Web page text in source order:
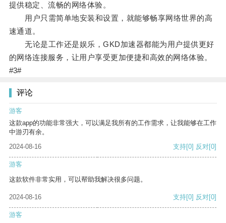
提供稳定、流畅的网络体验。
用户只需简单地安装和设置，就能够畅享网络世界的高
速通道。
无论是工作还是娱乐，GKD加速器都能为用户提供更好
的网络连接服务，让用户享受更加便捷和高效的网络体验。
#3#
评论
游客
这款app的功能非常强大，可以满足我所有的工作需求，让我能够在工作
中游刃有余。
2024-08-16
支持[0] 反对[0]
游客
这款软件非常实用，可以帮助我解决很多问题。
2024-08-16 支持[0] 反对[0]
游客